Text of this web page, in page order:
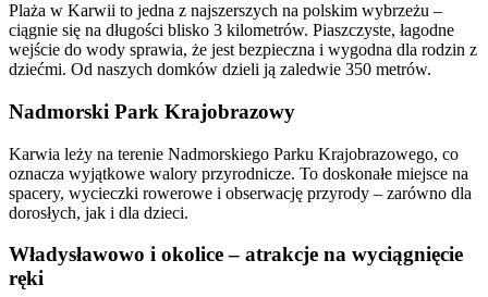
Plaża w Karwii to jedna z najszerszych na polskim wybrzeżu –
ciągnie się na długości blisko 3 kilometrów. Piaszczyste, łagodne
wejście do wody sprawia, że jest bezpieczna i wygodna dla rodzin z
dziećmi. Od naszych domków dzieli ją zaledwie 350 metrów.
Nadmorski Park Krajobrazowy
Karwia leży na terenie Nadmorskiego Parku Krajobrazowego, co
oznacza wyjątkowe walory przyrodnicze. To doskonałe miejsce na
spacery, wycieczki rowerowe i obserwację przyrody – zarówno dla
dorosłych, jak i dla dzieci.
Władysławowo i okolice – atrakcje na wyciągnięcie
ręki